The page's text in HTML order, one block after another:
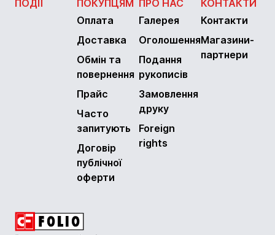
ПОДІЇ
ПОКУПЦЯМ
Оплата
Доставка
Обмін та
повернення
Прайс
Часто
запитують
Договір
публічної
оферти
ПРО НАС
Галерея
Оголошення
Подання
рукописів
Замовлення
друку
Foreign
rights
КОНТАКТИ
Контакти
Магазини-
партнери
Видавництво фоліо